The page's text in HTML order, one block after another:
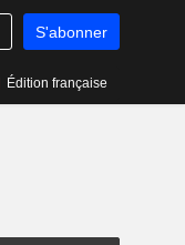
S'abonner
Édition française